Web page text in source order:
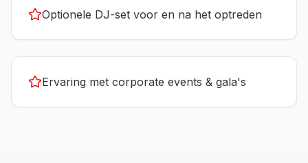
Optionele DJ-set voor en na het optreden
Ervaring met corporate events & gala's